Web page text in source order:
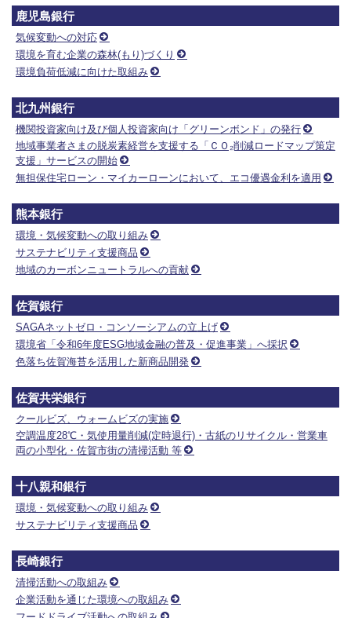
鹿児島銀行
気候変動への対応
環境を育む企業の森林(もり)づくり
環境負荷低減に向けた取組み
北九州銀行
機関投資家向け及び個人投資家向け「グリーンボンド」の発行
地域事業者さまの脱炭素経営を支援する「ＣＯ₂削減ロードマップ策定
支援」サービスの開始
無担保住宅ローン・マイカーローンにおいて、エコ優遇金利を適用
熊本銀行
環境・気候変動への取り組み
サステナビリティ支援商品
地域のカーボンニュートラルへの貢献
佐賀銀行
SAGAネットゼロ・コンソーシアムの立上げ
環境省「令和6年度ESG地域金融の普及・促進事業」へ採択
色落ち佐賀海苔を活用した新商品開発
佐賀共栄銀行
クールビズ、ウォームビズの実施
空調温度28℃・気使用量削減(定時退行)・古紙のリサイクル・営業車
両の小型化・佐賀市街の清掃活動 等
十八親和銀行
環境・気候変動への取り組み
サステナビリティ支援商品
長崎銀行
清掃活動への取組み
企業活動を通じた環境への取組み